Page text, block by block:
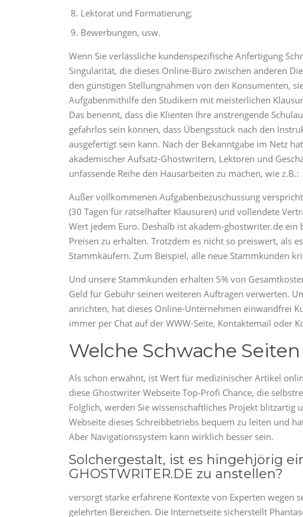
Lektorat und Formatierung;
Bewerbungen, usw.
Wenn Sie verlässliche kundenspezifische Anfertigung
Singularität, die dieses Online-Büro zwischen anderen
den günstigen Stellungnahmen von den Konsumenten,
Aufgabenmithilfe den Studikern mit meisterlichen
Das benennt, dass die Klienten Ihre anstrengende
gefahrlos sein können, dass Übengsstück nach den
ausgefertigt sein kann. Nach der Bekanntgabe im Netz
akademischer Aufsatz-Ghostwritern, Lektoren und
unfassende Reihe den Hausarbeiten zu machen, wie z.B.:
Außer vollkommenen Aufgabenbezuschussung
(30 Tagen für rätselhafter Klausuren) und vollendete
Wert jedem Euro. Deshalb ist akadem-ghostwriter.de
Preisen zu erhalten. Trotzdem es nicht so preiswert, als
Stammkäufern. Zum Beispiel, alle neue Stammkunden
Und unsere Stammkunden erhalten 5% von
Geld für Gebühr seinen weiteren Auftragen verwerten.
anrichten, hat dieses Online-Unternehmen einwandfrei
immer per Chat auf der WWW-Seite, Kontaktemail oder
Welche Schwache
Als schon erwähnt, ist Wert für medizinischer Artikel
diese Ghostwriter Webseite Top-Profi Chance, die
Folglich, werden Sie wissenschaftliches Projekt blitzartig
Webseite dieses Schreibbetriebs bequem zu leiten und
Aber Navigationssystem kann wirklich besser sein.
Solchergestalt, ist es hingehjörig
GHOSTWRITER.DE zu anstellen?
versorgt starke erfahrene Kontexte von Experten wegen
gelehrten Bereichen. Die Internetseite sicherstellt